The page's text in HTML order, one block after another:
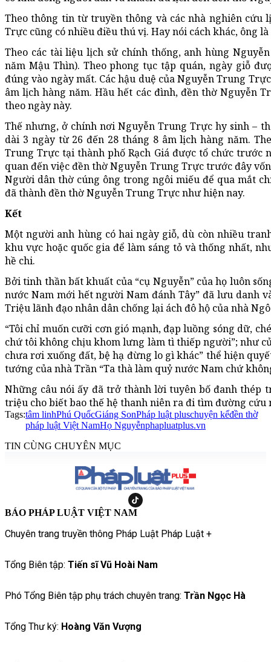
Theo thông tin từ truyền thông và các nhà nghiên cứu
Trực cũng có nhiều điều thú vị. Hay nói cách khác, ông
Theo các tài liệu lịch sử chính thống, anh hùng
năm Mậu Thìn). Theo phong tục tập quán, ngày giỗ
đúng vào ngày mất. Các hậu duệ của Nguyễn Trung
âm lịch hàng năm. Hầu hết các đình, đền thờ Nguyễn
theo ngày này.
Thế nhưng, ở chính nơi Nguyễn Trung Trực hy sinh –
dài 3 ngày từ 26 đến 28 tháng 8 âm lịch hàng năm.
Trung Trực tại thành phố Rạch Giá được tổ chức trước
quan đến việc đền thờ Nguyễn Trung Trực trước đây
Người dân thờ cúng ông trong ngôi miếu để qua mắt
đã thành đền thờ Nguyễn Trung Trực như hiện nay.
Kết
Một người anh hùng có hai ngày giỗ, dù còn nhiều
khu vực hoặc quốc gia để làm sáng tỏ và thống nhất,
hề chi.
Bởi tinh thần bất khuất của “cụ Nguyễn” của họ luôn
nước Nam mới hết người Nam đánh Tây” đã lưu danh
Triệu lãnh đạo nhân dân chống lại ách đô hộ của nhà
“Tôi chỉ muốn cưỡi cơn gió mạnh, đạp luồng sóng dữ,
chứ tôi không chịu khom lưng làm tì thiếp người”; như
chưa rơi xuống đất, bệ hạ đừng lo gì khác” thể hiện
tướng của nhà Trần “Ta thà làm quỷ nước Nam chứ
Những câu nói ấy đã trở thành lời tuyên bố đanh thép
triệu cho biết bao thế hệ thanh niên ra đi tìm đường cứu
Tags:tâm linhPhú QuốcGiáng SonPháp luật pluschuyện kểđền thờ
pháp luật Việt NamHọ Nguyễnphapluatplus.vn
TIN CÙNG CHUYÊN MỤC
BÁO PHÁP LUẬT VIỆT NAM
Chuyên trang truyền thông Pháp Luật Pháp Luật +
Tổng Biên tập: Tiến sĩ Vũ Hoài Nam
Phó Tổng Biên tập phụ trách chuyên trang: Trần Ngọc Hà
Tổng Thư ký: Hoàng Văn Vượng